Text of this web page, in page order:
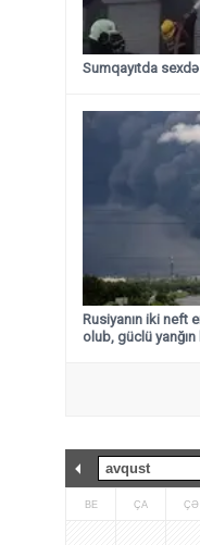
Sumqayıtda
Rusiyanın iki neft
olub, güclü yanğın
BE ÇA ÇƏ